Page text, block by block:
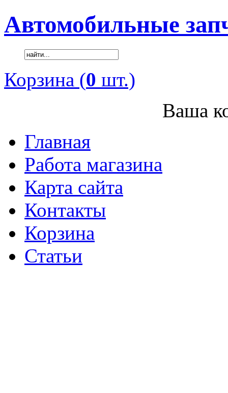
Автомобильные
Корзина (0 шт.)
Ваша
Главная
Работа магазина
Карта сайта
Контакты
Корзина
Статьи